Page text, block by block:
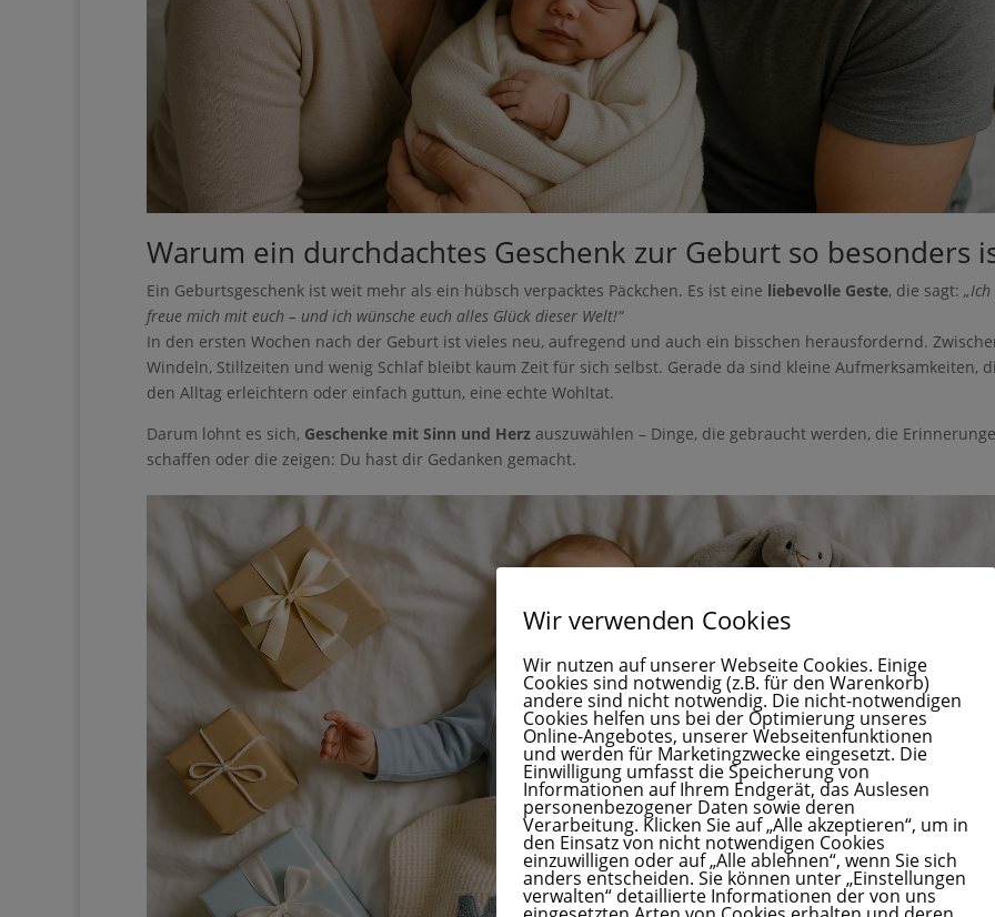
Warum ein durchdachtes Geschenk zur Geburt so besonders
Ein Geburtsgeschenk ist weit mehr als ein hübsch verpacktes Päckchen. Es ist eine liebevolle Geste, die sagt:„Ich
freue mich mit euch – und ich wünsche euch alles Glück dieser Welt!“
In den ersten Wochen nach der Geburt ist vieles neu, aufregend und auch ein bisschen herausfordernd.
Windeln, Stillzeiten und wenig Schlaf bleibt kaum Zeit für sich selbst. Gerade da sind kleine Aufmerksamkeiten,
den Alltag erleichtern oder einfach guttun, eine echte Wohltat.
Darum lohnt es sich, Geschenke mit Sinn und Herzauszuwählen – Dinge, die gebraucht werden, die
schaffen oder die zeigen: Du hast dir Gedanken gemacht.
Ihre Anmeldung war erfolgreich.
Lade dir meinen Guide für 0€ runter, wenn
du…
• dir mehr Zeit für dein Kind wünschst
• dir trotzdem ein eigenes Einkommen aufbauen möchtest
• nach einer ruhigen und flexiblen Möglichkeit suchst, von zuhause aus zu arbeiten
• dir mehr Freiheit, Entlastung und Selbstbestimmung im Familienalltag wünschst
Pinterest kann eine wunderschöne Möglichkeit sein, dir Schritt für Schritt etwas
Eigenes aufzubauen – ohne Dauerstress, ständige Kamera-Präsenz oder
Du bist nur noch einen Klick von deinem Mama Business
Guide entfernt ❤️
Gib hier deinen Vornamen ein
Gib hier deinen Vornamen an
Gib hier deine E-Mail-Adresse ein, um dich anzumelden
Wir verwenden Cookies
Wir nutzen auf unserer Webseite Cookies. Einige
Cookies sind notwendig (z.B. für den Warenkorb)
andere sind nicht notwendig. Die nicht-notwendigen
Cookies helfen uns bei der Optimierung unseres
Online-Angebotes, unserer Webseitenfunktionen
und werden für Marketingzwecke eingesetzt. Die
Einwilligung umfasst die Speicherung von
Informationen auf Ihrem Endgerät, das Auslesen
personenbezogener Daten sowie deren
Verarbeitung. Klicken Sie auf „Alle akzeptieren“, um in
den Einsatz von nicht notwendigen Cookies
einzuwilligen oder auf „Alle ablehnen“, wenn Sie sich
anders entscheiden. Sie können unter „Einstellungen
verwalten“ detaillierte Informationen der von uns